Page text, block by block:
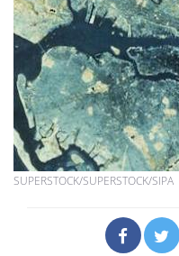
SUPERSTOCK/SUPERSTOCK/SIPA